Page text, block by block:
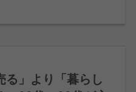
る」より「暮らし